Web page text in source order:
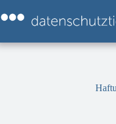
Inhalt
springen